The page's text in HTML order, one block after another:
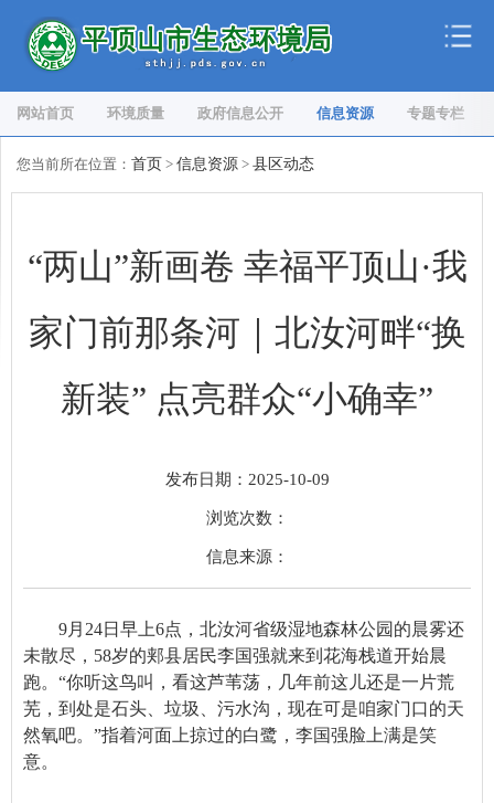
网站首页 环境质量 政府信息公开 信息资源 专题专栏
您当前所在位置： 首页 > 信息资源 > 县区动态
“两山”新画卷 幸福平顶山·我
家门前那条河｜北汝河畔“换
新装” 点亮群众“小确幸”
发布日期：2025-10-09
浏览次数：
信息来源：
9月24日早上6点，北汝河省级湿地森林公园的晨雾还
未散尽，58岁的郏县居民李国强就来到花海栈道开始晨
跑。“你听这鸟叫，看这芦苇荡，几年前这儿还是一片荒
芜，到处是石头、垃圾、污水沟，现在可是咱家门口的天
然氧吧。”指着河面上掠过的白鹭，李国强脸上满是笑
意。